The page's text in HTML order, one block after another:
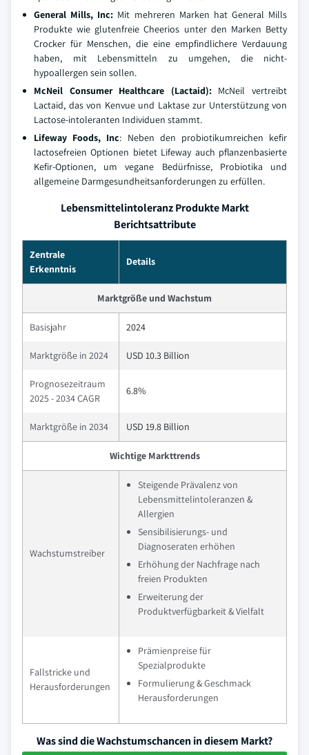
General Mills, Inc: Mit mehreren Marken hat General Mills
Produkte wie glutenfreie Cheerios unter den Marken Betty
Crocker für Menschen, die eine empfindlichere Verdauung
haben, mit Lebensmitteln zu umgehen, die nicht-
hypoallergen sein sollen.
McNeil Consumer Healthcare (Lactaid):McNeil vertreibt
Lactaid, das von Kenvue und Laktase zur Unterstützung von
Lactose-intoleranten Individuen stammt.
Lifeway Foods, Inc: Neben den probiotikumreichen kefir
lactosefreien Optionen bietet Lifeway auch pflanzenbasierte
Kefir-Optionen, um vegane Bedürfnisse, Probiotika und
allgemeine Darmgesundheitsanforderungen zu erfüllen.
Lebensmittelintoleranz Produkte Markt
Berichtsattribute
Zentrale
Erkenntnis
Details
Marktgröße und Wachstum
Basisjahr 2024
Marktgröße in 2024 USD 10.3 Billion
Prognosezeitraum
2025 - 2034 CAGR
6.8%
Marktgröße in 2034 USD 19.8 Billion
Wichtige Markttrends
Wachstumstreiber
Steigende Prävalenz von
Lebensmittelintoleranzen &
Allergien
Sensibilisierungs- und
Diagnoseraten erhöhen
Erhöhung der Nachfrage nach
freien Produkten
Erweiterung der
Produktverfügbarkeit & Vielfalt
Fallstricke und
Herausforderungen
Prämienpreise für
Spezialprodukte
Formulierung & Geschmack
Herausforderungen
Was sind die Wachstumschancen in diesem Markt?